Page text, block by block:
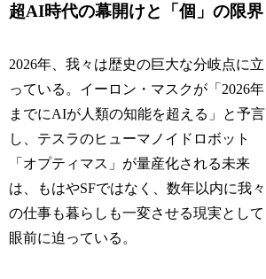
超AI時代の幕開けと「個」の限界
2026年、我々は歴史の巨大な分岐点に立
っている。イーロン・マスクが「2026年
までにAIが人類の知能を超える」と予言
し、テスラのヒューマノイドロボット
「オプティマス」が量産化される未来
は、もはやSFではなく、数年以内に我々
の仕事も暮らしも一変させる現実として
眼前に迫っている。